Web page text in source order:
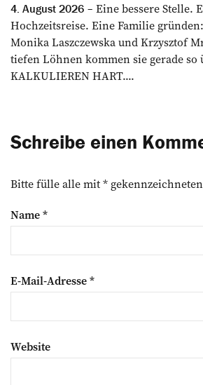
4. August 2026
Eine bessere Stelle.
Hochzeitsreise. Eine Familie
Monika Laszczewska und Krzysztof
tiefen Löhnen kommen sie gerade so
KALKULIEREN HART....
Schreibe einen
Bitte fülle alle mit *
Name*
E-Mail-Adresse*
Website